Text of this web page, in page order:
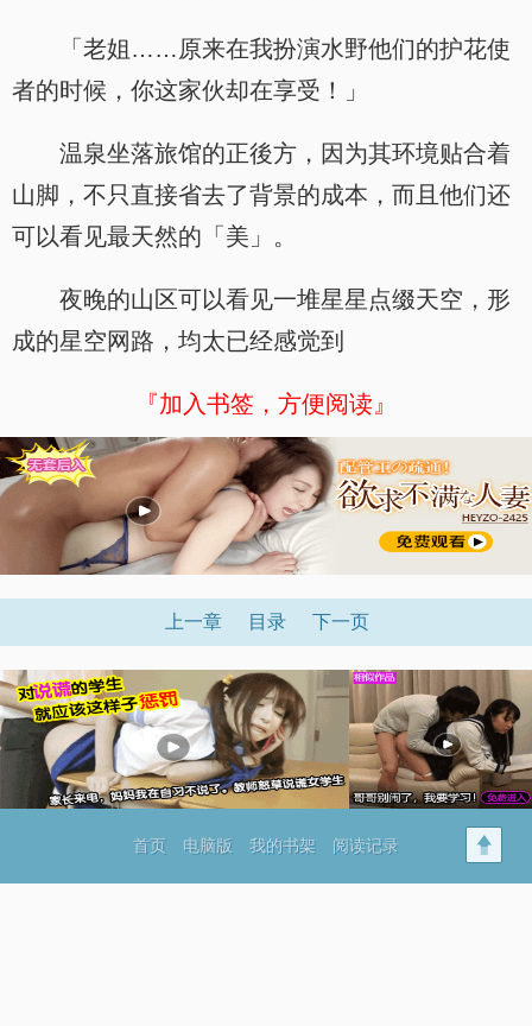
「老姐……原来在我扮演水野他们的护花使
者的时候，你这家伙却在享受！」
温泉坐落旅馆的正後方，因为其环境贴合着
山脚，不只直接省去了背景的成本，而且他们还
可以看见最天然的「美」。
夜晚的山区可以看见一堆星星点缀天空，形
成的星空网路，均太已经感觉到
『加入书签，方便阅读』
上一章 目录 下一页
首页 电脑版 我的书架 阅读记录